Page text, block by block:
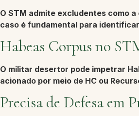
O STM admite excludentes como
caso é fundamental para
Habeas Corpus no
O militar desertor pode impetrar
acionado por meio de HC ou
Precisa de Defesa em